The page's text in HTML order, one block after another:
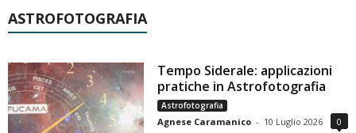
ASTROFOTOGRAFIA
Tempo Siderale: applicazioni
pratiche in Astrofotografia
Astrofotografia
Agnese Caramanico - 10 Luglio 2026 0